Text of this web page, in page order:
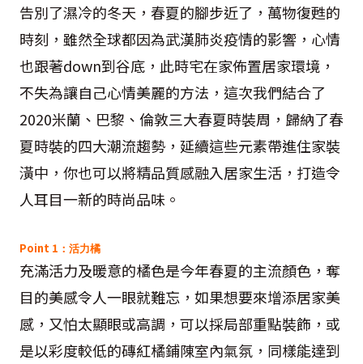
告別了濕冷的冬天，春夏的腳步近了，萬物復甦的
時刻，雖然全球都因為武漢肺炎疫情的影響，心情
也跟著down到谷底，此時宅在家佈置居家環境，
不失為讓自己心情美麗的方法，這次我們結合了
2020米蘭、巴黎、倫敦三大春夏時裝周，歸納了春
夏時裝的四大潮流趨勢，延續這些元素帶進住家裝
潢中，你也可以將精品質感融入居家生活，打造令
人耳目一新的時尚品味。
Point 1 ：活力橘
充滿活力及暖意的橘色是今年春夏的主流顏色，奪
目的美感令人一眼就難忘，如果想要來增添居家美
感，又怕太顯眼或高調，可以採局部重點裝飾，或
是以彩度較低的磚紅橘鋪陳室內氣氛，同樣能達到